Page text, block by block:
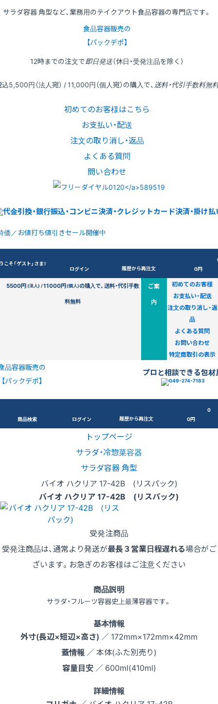
サラダ容器 角型など、業務用のテイクアウト食品容器の専門店です。
食品容器販売の
【パックデポ】
12時までの注文で即日発送（休日・受発注品を除く）
込5,500円（法人宛） / 11,000円（個人宛）の購入で、 送料・代引手数料無
初めてのお客様はこちら
お支払い・配送
注文の取り消し・返品
よくある質問
問い合わせ
価／お値打ち値引きセール開催中
こそ「ゲスト」さま！
ログイン 履歴から再注文
0円
5500円(法人) /11000円(個人)の購入で、送料・代引手数
料無料
ご案
内
初めてのお客様
お支払い・配送
注文の取り消し・返
品
よくある質問
お問い合わせ
特定商取引の表示
品容器販売の
【パックデポ】
プロと相談できる包材
商品検索 ログイン 履歴から再注文
0
0円
トップページ
サラダ・冷惣菜容器
サラダ容器 角型
バイオ ハクリア 17-42B (リスパック)
バイオ ハクリア 17-42B (リスパック)
受発注商品
受発注商品は、通常より発送が最長３営業日程遅れる場合がご
ざいます。お急ぎのお客様はご注意ください
商品説明
サラダ・フルーツ容器史上最薄容器です。
基本情報
外寸(長辺×短辺×高さ) ／ 172mm×172mm×42mm
蓋情報 ／ 本体(ふた別売り)
容量目安／ 600ml(410ml)
詳細情報